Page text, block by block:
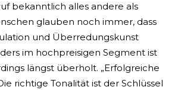
bekanntlich alles andere als
glauben noch immer, dass
und Überredungskunst
im hochpreisigen Segment ist
längst überholt. „Erfolgreiche
richtige Tonalität ist der Schlüssel